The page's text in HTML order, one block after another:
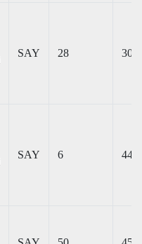
SAY 28
SAY 6